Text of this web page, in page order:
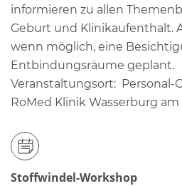
informieren zu allen
Geburt und Klinikaufenthalt.
wenn möglich, eine
Entbindungsräume geplant.
Veranstaltungsort: Personal-
RoMed Klinik Wasserburg am
Stoffwindel-Workshop